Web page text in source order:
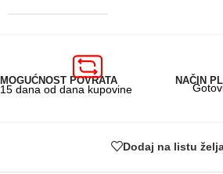
MOGUĆNOST POVRATA
15 dana od dana kupovine
NAČIN
Dodaj na listu